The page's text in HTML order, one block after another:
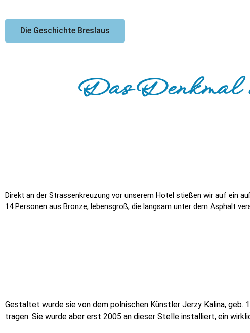
Die Geschichte Breslaus
Das Denkmal
Direkt an der Strassenkreuzung vor unserem Hotel stießen wir auf ein
14 Personen aus Bronze, lebensgroß, die langsam unter dem Asphalt
Gestaltet wurde sie von dem polnischen Künstler Jerzy Kalina, geb.
tragen. Sie wurde aber erst 2005 an dieser Stelle installiert, ein